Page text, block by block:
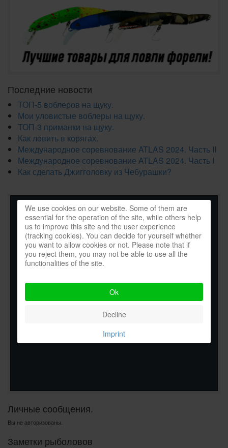
Последние новости
ТОП-5 воблеров на щуку.
Мои уловистые воблеры на щуку.
ТОП-3 приманки на щуку.
Как ловить в корягах.
Международное соревнование ATLAS 2024. Часть II
Международное соревнование ATLAS 2024. Часть I
Как сделать Джигголовку из Чебурашки?
Личные сообщения.
Вы не авторизованы.
Заметки рыболовов
We use cookies on our website. Some of them are
essential for the operation of the site, while others help
us to improve this site and the user experience
(tracking cookies). You can decide for yourself whether
you want to allow cookies or not. Please note that if
you reject them, you may not be able to use all the
functionalities of the site.
Ok
Decline
Imprint